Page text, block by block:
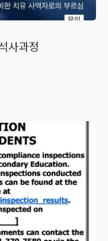
사과정